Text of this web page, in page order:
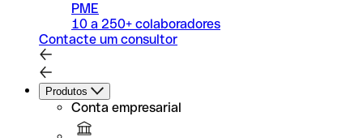
PME
10 a 250+ colaboradores
Contacte um consultor
Produtos
Conta empresarial